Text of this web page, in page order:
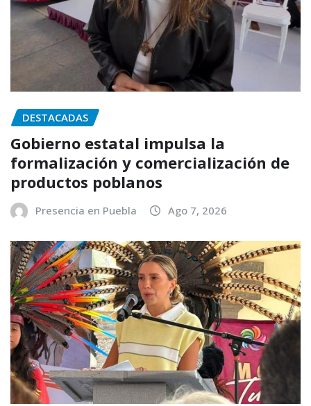
DESTACADAS
Gobierno estatal impulsa la
formalización y comercialización de
productos poblanos
Presencia en Puebla Ago 7, 2026